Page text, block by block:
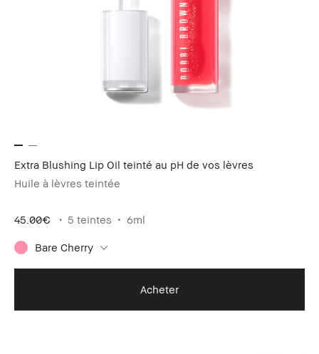
Extra Blushing Lip Oil teinté au pH de vos lèvres
Huile à lèvres teintée
45.00€ 5 teintes 6ml
Bare Cherry
Acheter